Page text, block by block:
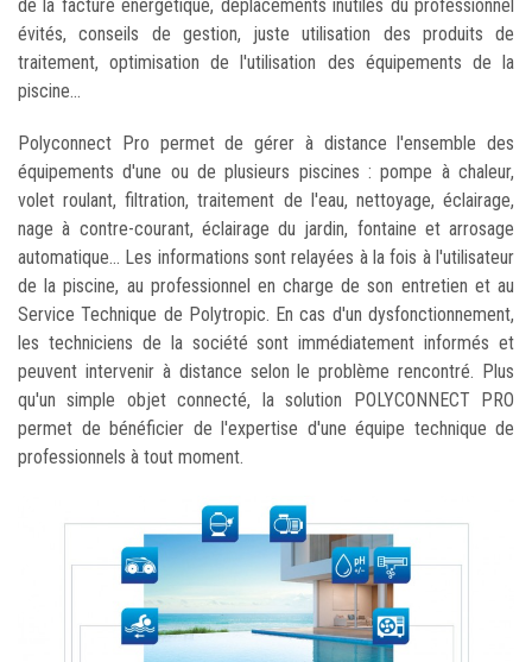
de la facture énergétique, déplacements inutiles du professionnel
évités, conseils de gestion, juste utilisation des produits de
traitement, optimisation de l'utilisation des équipements de la
piscine...
Polyconnect Pro permet de gérer à distance l'ensemble des
équipements d'une ou de plusieurs piscines : pompe à chaleur,
volet roulant, filtration, traitement de l'eau, nettoyage, éclairage,
nage à contre-courant, éclairage du jardin, fontaine et arrosage
automatique... Les informations sont relayées à la fois à l'utilisateur
de la piscine, au professionnel en charge de son entretien et au
Service Technique de Polytropic. En cas d'un dysfonctionnement,
les techniciens de la société sont immédiatement informés et
peuvent intervenir à distance selon le problème rencontré. Plus
qu'un simple objet connecté, la solution POLYCONNECT PRO
permet de bénéficier de l'expertise d'une équipe technique de
professionnels à tout moment.